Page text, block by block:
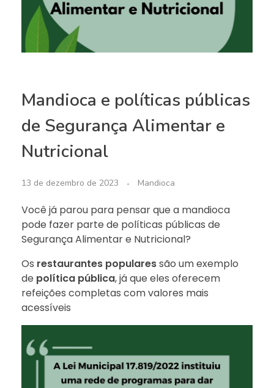
Mandioca e políticas públicas
de Segurança Alimentar e
Nutricional
13 de dezembro de 2023 Mandioca
Você já parou para pensar que a mandioca
pode fazer parte de políticas públicas de
Segurança Alimentar e Nutricional?
Os restaurantes popularessão um exemplo
de política pública, já que eles oferecem
refeições completas com valores mais
acessíveis